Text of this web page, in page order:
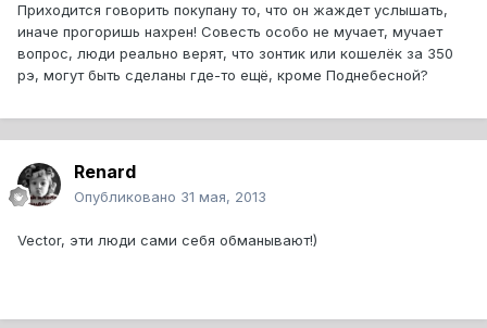
Приходится говорить покупану то, что он жаждет услышать,
иначе прогоришь нахрен! Совесть особо не мучает, мучает
вопрос, люди реально верят, что зонтик или кошелёк за 350
рэ, могут быть сделаны где-то ещё, кроме Поднебесной?
Renard
Опубликовано 31 мая, 2013
Vector, эти люди сами себя обманывают!)